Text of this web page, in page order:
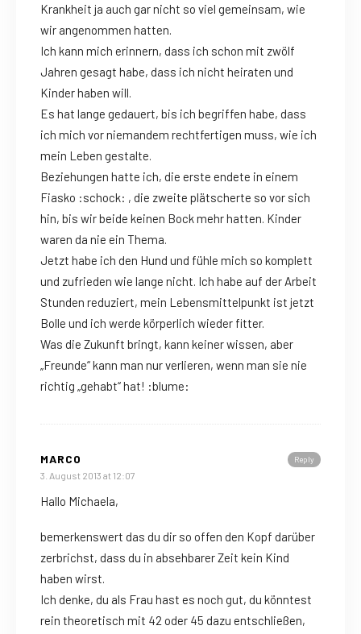
Krankheit ja auch gar nicht so viel gemeinsam, wie
wir angenommen hatten.
Ich kann mich erinnern, dass ich schon mit zwölf
Jahren gesagt habe, dass ich nicht heiraten und
Kinder haben will.
Es hat lange gedauert, bis ich begriffen habe, dass
ich mich vor niemandem rechtfertigen muss, wie ich
mein Leben gestalte.
Beziehungen hatte ich, die erste endete in einem
Fiasko :schock: , die zweite plätscherte so vor sich
hin, bis wir beide keinen Bock mehr hatten. Kinder
waren da nie ein Thema.
Jetzt habe ich den Hund und fühle mich so komplett
und zufrieden wie lange nicht. Ich habe auf der Arbeit
Stunden reduziert, mein Lebensmittelpunkt ist jetzt
Bolle und ich werde körperlich wieder fitter.
Was die Zukunft bringt, kann keiner wissen, aber
„Freunde“ kann man nur verlieren, wenn man sie nie
richtig „gehabt“ hat! :blume:
Reply
MARCO
3. August 2013 at 12:07
Hallo Michaela,
bemerkenswert das du dir so offen den Kopf darüber
zerbrichst, dass du in absehbarer Zeit kein Kind
haben wirst.
Ich denke, du als Frau hast es noch gut, du könntest
rein theoretisch mit 42 oder 45 dazu entschließen,